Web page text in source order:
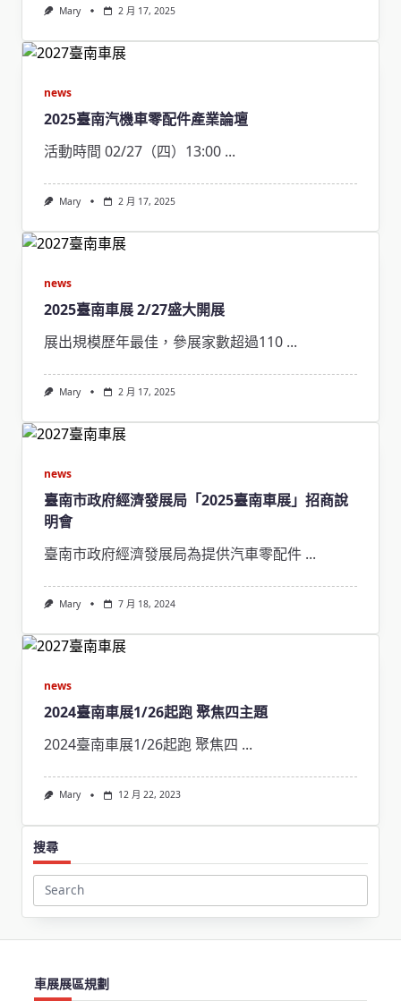
Mary 2 月 17, 2025
news
2025臺南汽機車零配件產業論壇
活動時間 02/27（四）13:00 ...
Mary 2 月 17, 2025
news
2025臺南車展 2/27盛大開展
展出規模歷年最佳，參展家數超過110 ...
Mary 2 月 17, 2025
news
臺南市政府經濟發展局「2025臺南車展」招商說
明會
臺南市政府經濟發展局為提供汽車零配件 ...
Mary 7 月 18, 2024
news
2024臺南車展1/26起跑 聚焦四主題
2024臺南車展1/26起跑 聚焦四 ...
Mary 12 月 22, 2023
搜尋
Search
for:
車展展區規劃